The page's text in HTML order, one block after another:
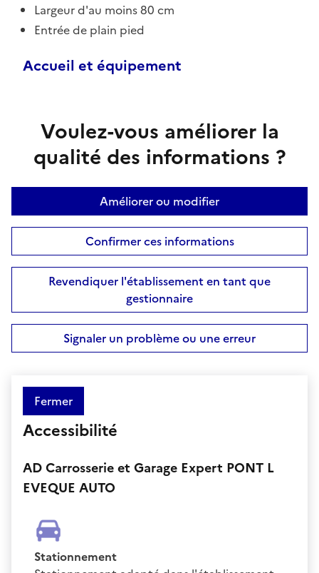
Largeur d'au moins 80 cm
Entrée de plain pied
Accueil et équipement
Voulez-vous améliorer la
qualité des informations ?
Améliorer ou modifier
Confirmer ces informations
Revendiquer l'établissement en tant que
gestionnaire
Signaler un problème ou une erreur
Fermer
Accessibilité
AD Carrosserie et Garage Expert PONT L
EVEQUE AUTO
Stationnement